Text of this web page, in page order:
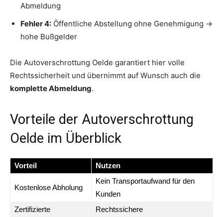
Abmeldung
Fehler 4: Öffentliche Abstellung ohne Genehmigung →
hohe Bußgelder
Die Autoverschrottung Oelde garantiert hier volle
Rechtssicherheit und übernimmt auf Wunsch auch die
komplette Abmeldung.
Vorteile der Autoverschrottung
Oelde im Überblick
Vorteil Nutzen
Kostenlose Abholung
Kein Transportaufwand für den
Kunden
Zertifizierte
Rechtssichere